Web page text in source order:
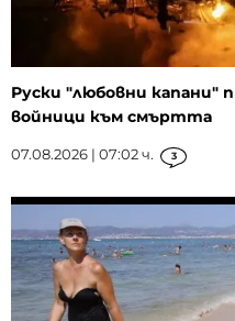
Руски "любовни капани"
войници към смъртта
07.08.2026 | 07:02 ч. 3